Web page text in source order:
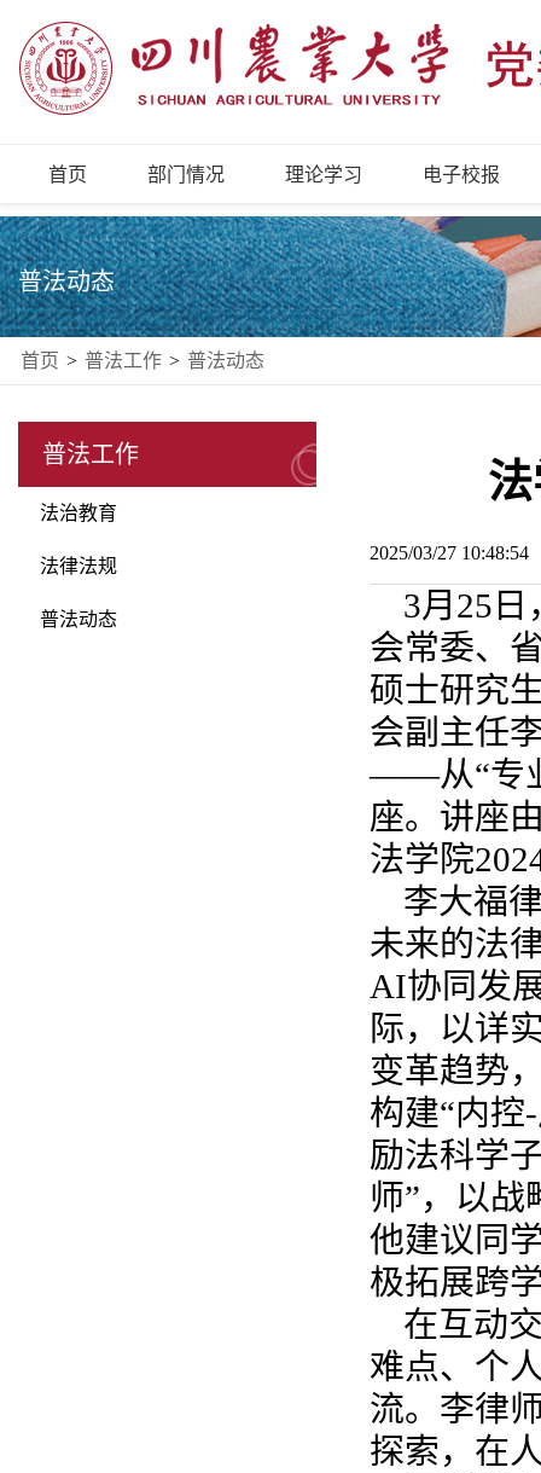
首页 部门情况 理论学习 电子校报
普法动态
首页 > 普法工作 > 普法动态
普法工作
法治教育
法律法规
普法动态
2025/03/27
3月25
会常委、
硕士研究
会副主任
——从“专
座。讲座
法学院
李大福
未来的法
AI协同发
际，以详
变革趋势
构建“内控
励法科学
师”，以战
他建议同
极拓展跨
在互动
难点、个
流。李律
探索，在